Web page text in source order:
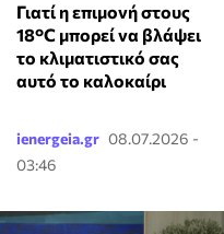
Γιατί η επιμονή στους
18°C μπορεί να βλάψει
το κλιματιστικό σας
αυτό το καλοκαίρι
ienergeia.gr 08.07.2026 -
03:46